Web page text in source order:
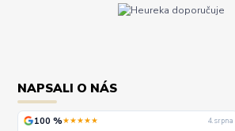
NAPSALI O NÁS
100 %★★★★★ 3. srpna